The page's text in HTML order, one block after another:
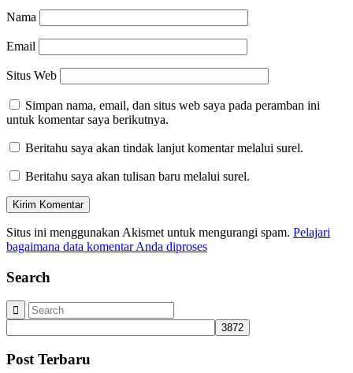
Nama
Email
Situs Web
Simpan nama, email, dan situs web saya pada peramban ini
untuk komentar saya berikutnya.
Beritahu saya akan tindak lanjut komentar melalui surel.
Beritahu saya akan tulisan baru melalui surel.
Situs ini menggunakan Akismet untuk mengurangi spam. Pelajari
bagaimana data komentar Anda diproses
Search
Post Terbaru